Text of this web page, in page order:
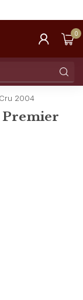
0
2004
Premier